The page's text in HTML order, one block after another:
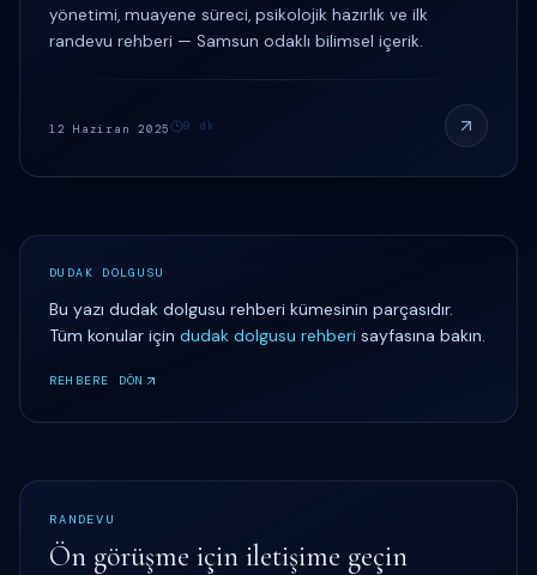
yönetimi, muayene süreci, psikolojik hazırlık ve ilk
randevu rehberi — Samsun odaklı bilimsel içerik.
12 Haziran 2025 9 dk
DUDAK DOLGUSU
Bu yazı dudak dolgusu rehberi kümesinin parçasıdır.
Tüm konular için dudak dolgusu rehberi sayfasına bakın.
REHBERE DÖN
RANDEVU
Ön görüşme için iletişime geçin